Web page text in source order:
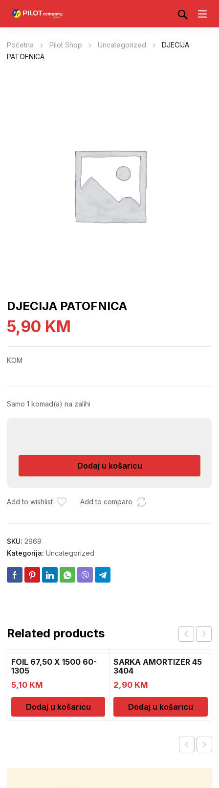
Početna Pilot Shop Uncategorized
DJECIJA
PATOFNICA
DJECIJA PATOFNICA
5,90 KM
KOM
Samo 1 komad(a) na zalihi
količina
Dodaj u košaricu
Add to wishlist Add to compare
SKU: 2969
Kategorija: Uncategorized
Related products
FOIL 67,50 X 1500 60-
1305
5,10 KM
Dodaj u košaricu
SARKA AMORTIZER 45
3404
2,90 KM
Dodaj u košaricu